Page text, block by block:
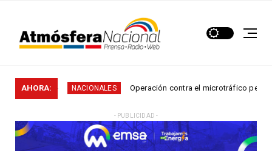
AHORA:
en... NACIONALES Operación contra el microtráfico permitió
- PUBLICIDAD -